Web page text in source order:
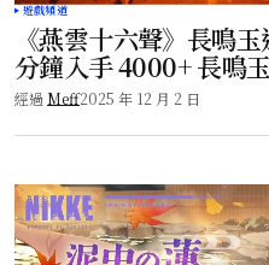
遊戲頻道
《燕雲十六聲》長鳴
分鐘入手 4000+ 長鳴玉
經過 Meff2025 年 12 月 2 日